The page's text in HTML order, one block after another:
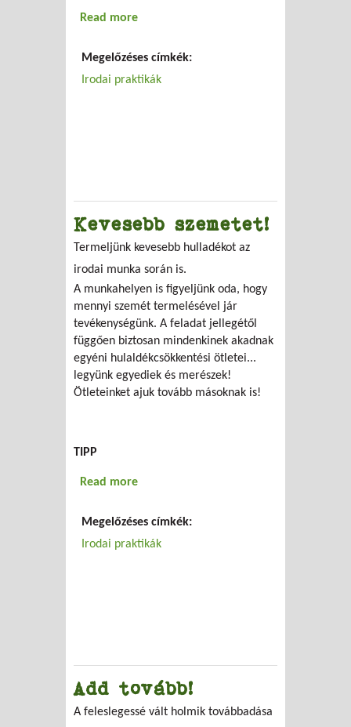
Read more
Megelőzéses címkék:
Irodai praktikák
Kevesebb szemetet!
Termeljünk kevesebb hulladékot az
irodai munka során is.
A munkahelyen is figyeljünk oda, hogy
mennyi szemét termelésével jár
tevékenységünk. A feladat jellegétől
függően biztosan mindenkinek akadnak
egyéni hulaldékcsökkentési ötletei...
legyünk egyediek és merészek!
Ötleteinket ajuk tovább másoknak is!
TIPP
Read more
Megelőzéses címkék:
Irodai praktikák
Add tovább!
A feleslegessé vált holmik továbbadása